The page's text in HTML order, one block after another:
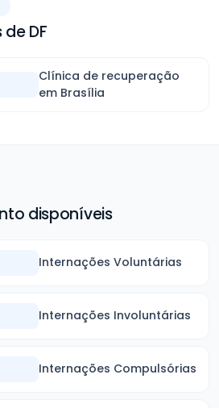
DF
Clínica de recuperação
em Brasília
disponíveis
Internações Voluntárias
Internações Involuntárias
Internações Compulsórias